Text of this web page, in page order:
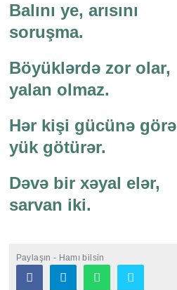
Balını ye, arısını
soruşma.
Böyüklərdə zor olar,
yalan olmaz.
Hər kişi gücünə görə
yük götürər.
Dəvə bir xəyal elər,
sarvan iki.
Paylaşın - Hamı bilsin